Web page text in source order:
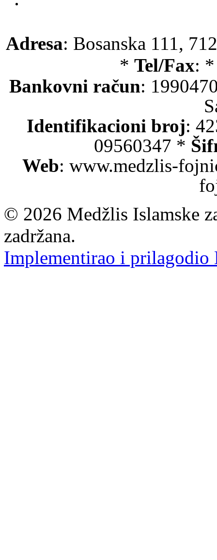
Adresa: Bosanska 111,
* Tel/Fax:
Bankovni račun:
Identifikacioni broj:
09560347 *
Web: www.medzlis-
© 2026 Medžlis Islamske
zadržana.
Implementirao i prilagodio